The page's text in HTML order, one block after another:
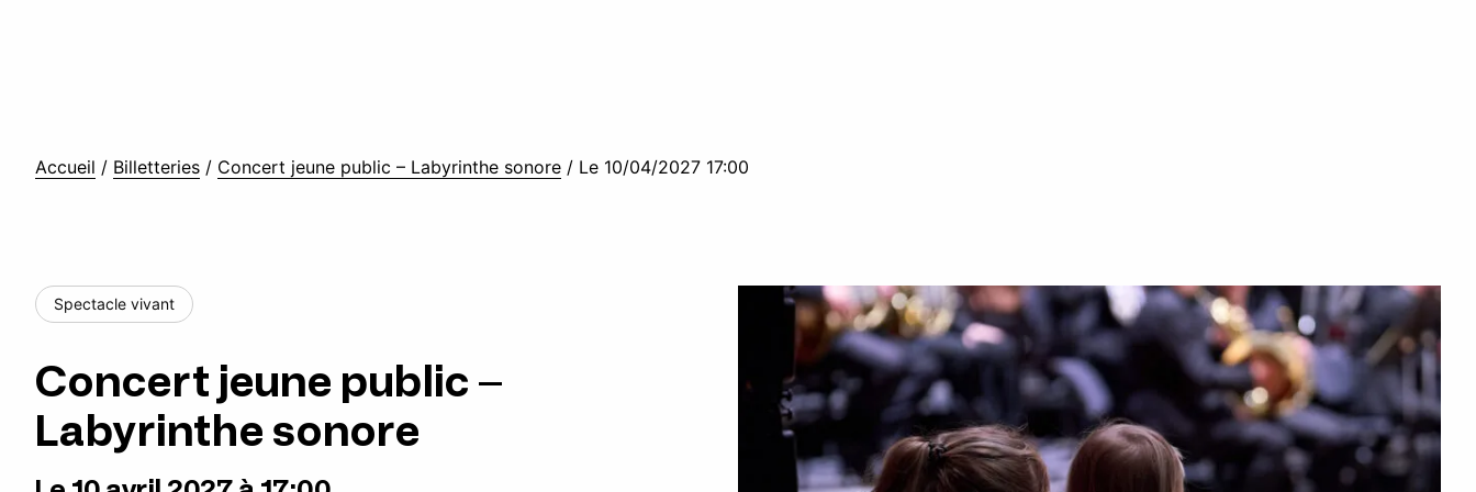
Accueil / Billetteries / Concert jeune public – Labyrinthe sonore / Le 10/04/2027 17:00
Spectacle vivant
Concert jeune public –
Labyrinthe sonore